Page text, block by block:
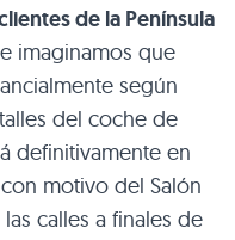
de la Península
imaginamos que
según
del coche de
definitivamente en
motivo del Salón
calles a finales de